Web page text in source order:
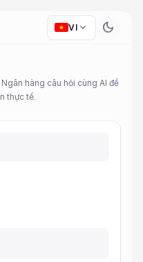
VI expand_more dark_mode
hàng câu hỏi cùng AI để
thực tế.